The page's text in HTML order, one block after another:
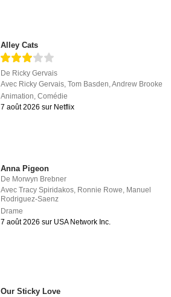
Alley Cats
De Ricky Gervais
Avec Ricky Gervais,Tom Basden,Andrew Brooke
Animation,Comédie
7 août 2026 sur Netflix
Anna Pigeon
De Morwyn Brebner
AvecTracy Spiridakos Ronnie Rowe Manuel
Rodriguez-Saenz
Drame
7 août 2026 sur USA Network Inc.
Our Sticky Love